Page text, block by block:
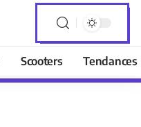
Scooters Tendances